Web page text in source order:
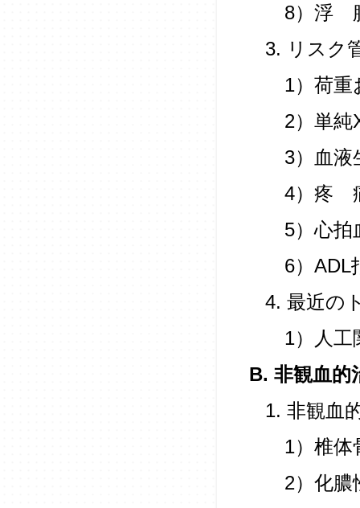
8）浮
3. リスク
1）荷重
2）単純
3）血液
4）疼
5）心拍
6）ADL
4. 最近の
1）人工
B. 非観血的
1. 非観血
1）椎体
2）化膿